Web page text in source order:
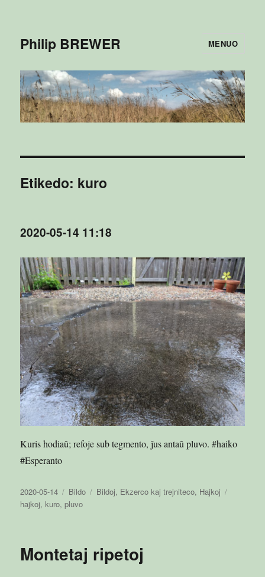
Philip BREWER MENUO
Etikedo: kuro
2020-05-14 11:18
Kuris hodiaŭ; refoje sub tegmento, ĵus antaŭ pluvo. #haiko
#Esperanto
Publikigita
en
2020-05-14 Aranĝo
Bildo Kategorioj
Bildoj, Ekzerco kaj trejniteco, Hajkoj
hajkoj,kuro,pluvo
Montetaj ripetoj